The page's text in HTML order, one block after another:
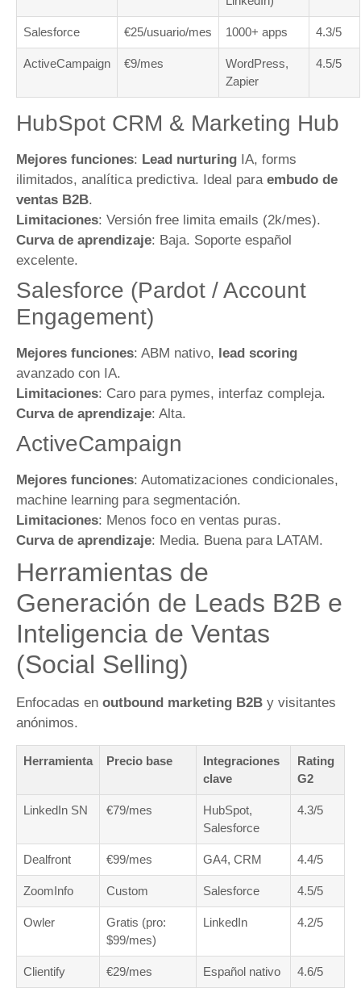
Salesforce €25/usuario/mes 1000+ apps 4.3/5
ActiveCampaign €9/mes
WordPress,
Zapier
4.5/5
HubSpot CRM & Marketing Hub
Mejores funciones: Lead nurturing IA, forms
ilimitados, analítica predictiva. Ideal para embudo de
ventas B2B.
Limitaciones: Versión free limita emails (2k/mes).
Curva de aprendizaje: Baja. Soporte español
excelente.
Salesforce (Pardot / Account
Engagement)
Mejores funciones: ABM nativo, lead scoring
avanzado con IA.
Limitaciones: Caro para pymes, interfaz compleja.
Curva de aprendizaje: Alta.
ActiveCampaign
Mejores funciones: Automatizaciones condicionales,
machine learning para segmentación.
Limitaciones: Menos foco en ventas puras.
Curva de aprendizaje: Media. Buena para LATAM.
Herramientas de
Generación de Leads B2B e
Inteligencia de Ventas
(Social Selling)
Enfocadas en outbound marketing B2B y visitantes
anónimos.
Herramienta Precio base
Integraciones
clave
Rating
G2
LinkedIn SN €79/mes
HubSpot,
Salesforce
4.3/5
Dealfront €99/mes GA4, CRM 4.4/5
ZoomInfo Custom Salesforce 4.5/5
Owler
Gratis (pro:
$99/mes)
LinkedIn 4.2/5
Clientify €29/mes Español nativo 4.6/5